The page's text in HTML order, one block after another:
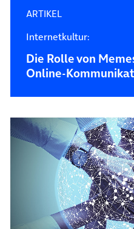
ARTIKEL
Internetkultur:
Die Rolle von
Online-